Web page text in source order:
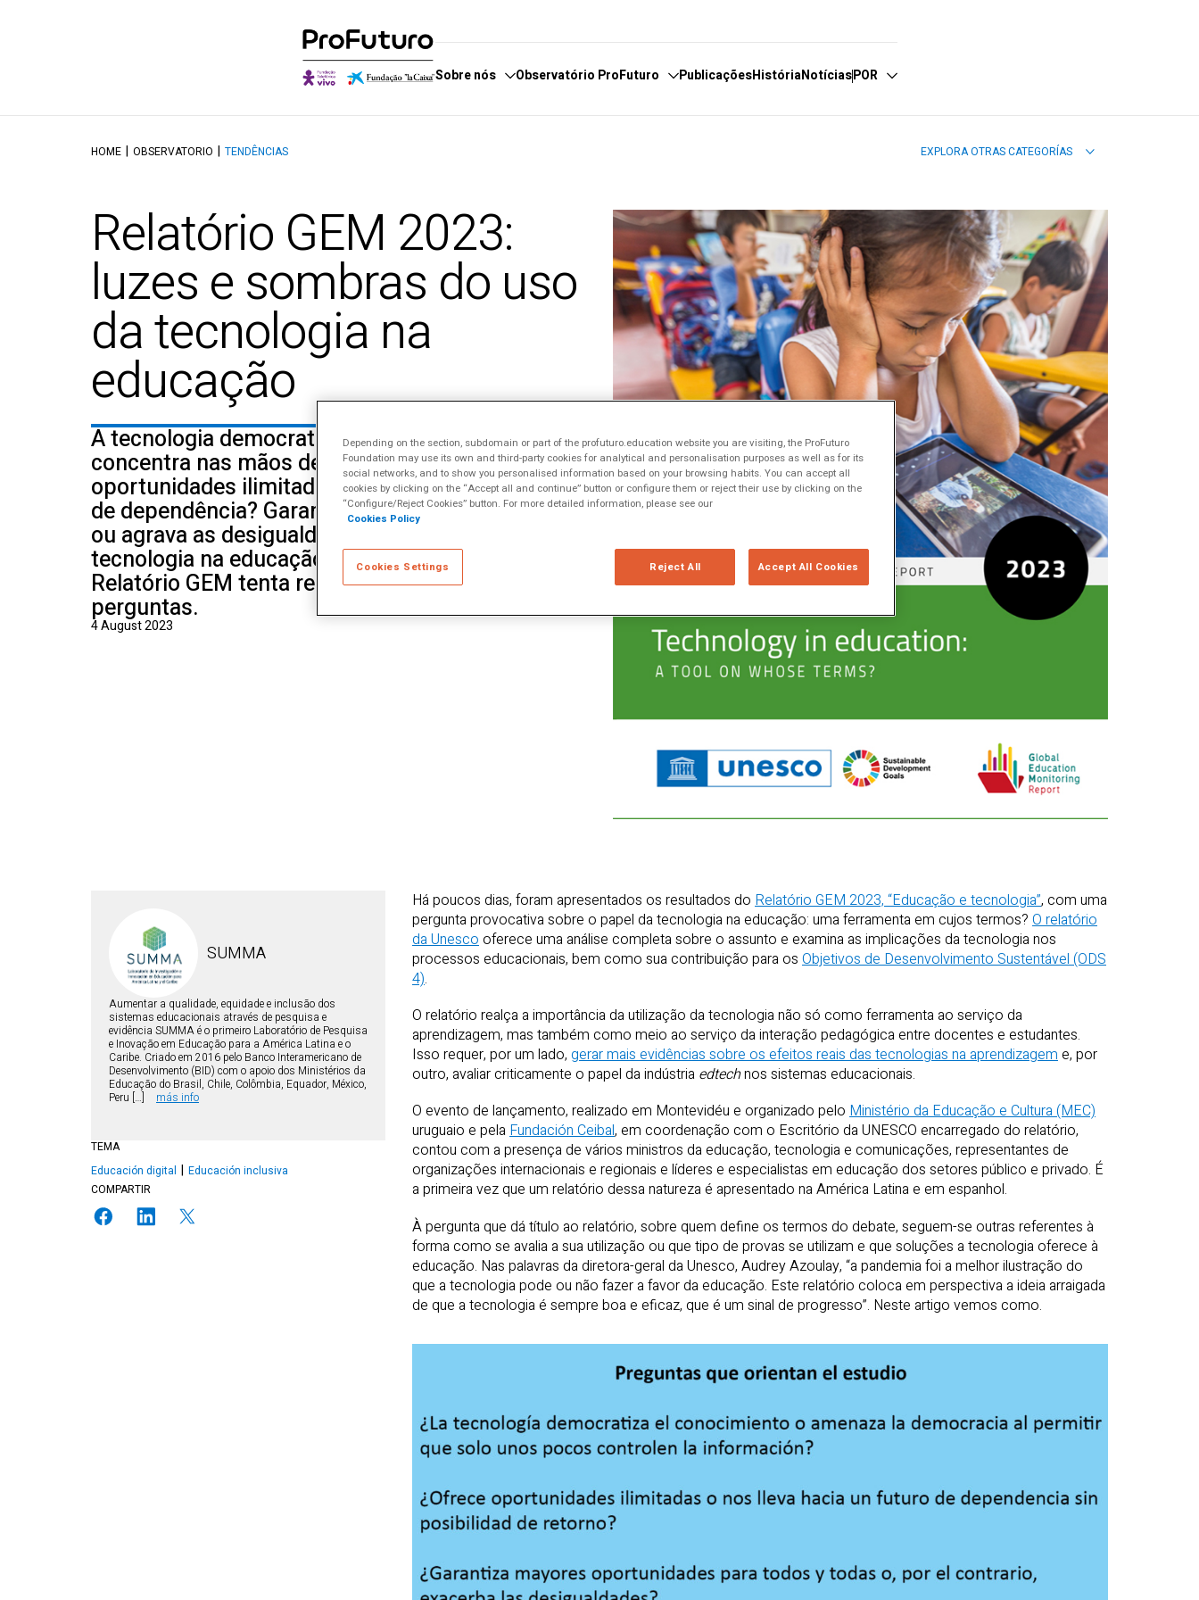
Sobre nós
Aliados
Reconhecimentos
Canal de Denúncias
Observatório ProFuturo
Conversações
Competências XXI
Soluções Inovadoras
Experiências Inspiradoras
Tendências
PublicaçõesHistóriaNotíciasPOR
Português
HOME OBSERVATORIO TENDÊNCIAS EXPLORA OTRAS CATEGORÍAS
Relatório GEM 2023:
luzes e sombras do uso
da tecnologia na
educação
A tecnologia democratiza o conhecimento ou o
concentra nas mãos de poucos? Oferece
oportunidades ilimitadas ou nos leva a um futuro
de dependência? Garante maiores oportunidades
ou agrava as desigualdades? Como introduzir a
tecnologia na educação? A última edição do
Relatório GEM tenta responder a todas essas
perguntas.
4 August 2023
SUMMA
Aumentar a qualidade, equidade e inclusão dos
sistemas educacionais através de pesquisa e
evidência SUMMA é o primeiro Laboratório de Pesquisa
e Inovação em Educação para a América Latina e o
Caribe. Criado em 2016 pelo Banco Interamericano de
Desenvolvimento (BID) com o apoio dos Ministérios da
Educação do Brasil, Chile, Colômbia, Equador, México,
Peru […]
más info
TEMA
Educación digital
Educación inclusiva
COMPARTIR
Há poucos dias, foram apresentados os resultados do Relatório GEM 2023, “Educação e tecnologia”, com uma
pergunta provocativa sobre o papel da tecnologia na educação: uma ferramenta em cujos termos? O relatório
da Unescooferece uma análise completa sobre o assunto e examina as implicações da tecnologia nos
processos educacionais, bem como sua contribuição para os Objetivos de Desenvolvimento Sustentável (ODS
4).
O relatório realça a importância da utilização da tecnologia não só como ferramenta ao serviço da
aprendizagem, mas também como meio ao serviço da interação pedagógica entre docentes e estudantes.
Isso requer, por um lado, gerar mais evidências sobre os efeitos reais das tecnologias na aprendizageme, por
outro, avaliar criticamente o papel da indústria edtechnos sistemas educacionais.
O evento de lançamento, realizado em Montevidéu e organizado pelo Ministério da Educação e Cultura (MEC)
uruguaio e pelaFundación Ceibal, em coordenação com o Escritório da UNESCO encarregado do relatório,
contou com a presença de vários ministros da educação, tecnologia e comunicações, representantes de
organizações internacionais e regionais e líderes e especialistas em educação dos setores público e privado. É
a primeira vez que um relatório dessa natureza é apresentado na América Latina e em espanhol.
À pergunta que dá título ao relatório, sobre quem define os termos do debate, seguem-se outras referentes à
forma como se avalia a sua utilização ou que tipo de provas se utilizam e que soluções a tecnologia oferece à
educação. Nas palavras da diretora-geral da Unesco, Audrey Azoulay, “a pandemia foi a melhor ilustração do
que a tecnologia pode ou não fazer a favor da educação. Este relatório coloca em perspectiva a ideia arraigada
de que a tecnologia é sempre boa e eficaz, que é um sinal de progresso”. Neste artigo vemos como.
Depending on the section, subdomain or part of the profuturo.education website you are visiting, the ProFuturo
Foundation may use its own and third-party cookies for analytical and personalisation purposes as well as for its
social networks, and to show you personalised information based on your browsing habits. You can accept all
cookies by clicking on the “Accept all and continue” button or configure them or reject their use by clicking on the
“Configure/Reject Cookies” button. For more detailed information, please see our
Cookies Policy
Cookies Settings Reject All Accept All Cookies